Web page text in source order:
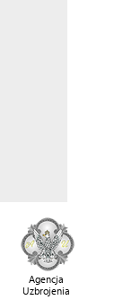
Agencja
Uzbrojenia